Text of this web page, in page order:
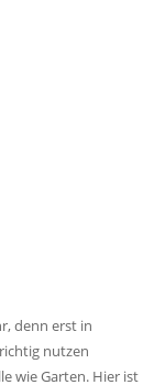
denn erst in
nutzen
wie Garten. Hier ist